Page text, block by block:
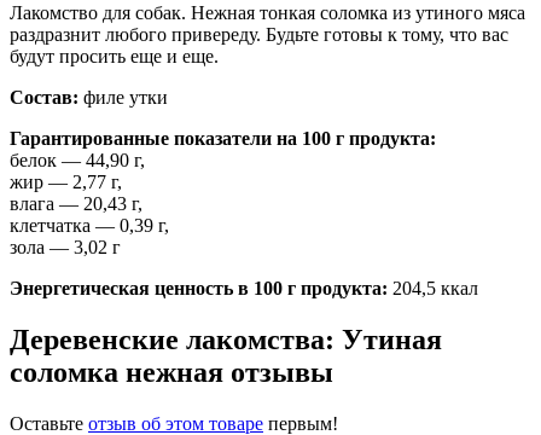
Лакомство для собак. Нежная тонкая соломка из утиного мяса
раздразнит любого привереду. Будьте готовы к тому, что вас
будут просить еще и еще.
Состав: филе утки
Гарантированные показатели на 100 г продукта:
белок — 44,90 г,
жир — 2,77 г,
влага — 20,43 г,
клетчатка — 0,39 г,
зола — 3,02 г
Энергетическая ценность в 100 г продукта: 204,5 ккал
Деревенские лакомства: Утиная
соломка нежная отзывы
Оставьте отзыв об этом товаре первым!